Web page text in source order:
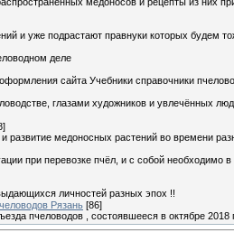
и уже подрастают правнуки которых будем
деле
сайта Учебники справочники
глазами художников и увлечённых
развитие медоносных растений во времени
при перевозке пчёл, и с собой необходимо
личностей разных эпох !!
Рязань [86]
пчеловодов , состоявшееся в октябре 2018